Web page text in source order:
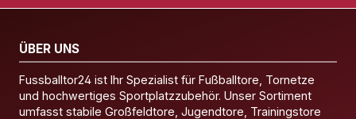
ÜBER UNS
Fussballtor24 ist Ihr Spezialist für Fußballtore, Tornetze
und hochwertiges Sportplatzzubehör. Unser Sortiment
umfasst stabile Großfeldtore, Jugendtore, Trainingstore